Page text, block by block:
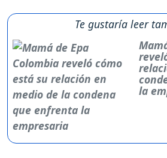
Te gustaría leer
la